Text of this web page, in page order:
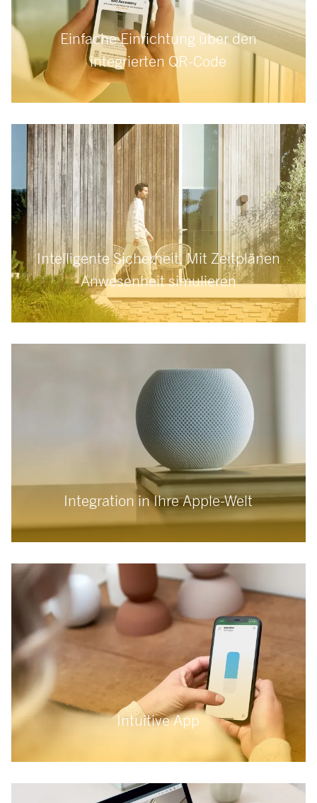
Einfache Einrichtung über den
integrierten QR-Code
Intelligente Sicherheit. Mit Zeitplänen
Anwesenheit simulieren
Integration in Ihre Apple-Welt
Intuitive App